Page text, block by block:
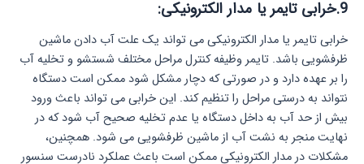
9.خرابی تایمر یا مدار الکترونیکی:
خرابی تایمر یا مدار الکترونیکی می‌ تواند یک علت آب دادن ماشین
ظرفشویی باشد. تایمر وظیفه کنترل مراحل مختلف شستشو و تخلیه آب
را بر عهده دارد و در صورتی که دچار مشکل شود ممکن است دستگاه
نتواند به درستی مراحل را تنظیم کند. این خرابی می‌ تواند باعث ورود
بیش از حد آب به داخل دستگاه یا عدم تخلیه صحیح آب شود که در
نهایت منجر به نشت آب از ماشین ظرفشویی می‌ شود. همچنین،
مشکلات در مدار الکترونیکی ممکن است باعث عملکرد نادرست سنسور